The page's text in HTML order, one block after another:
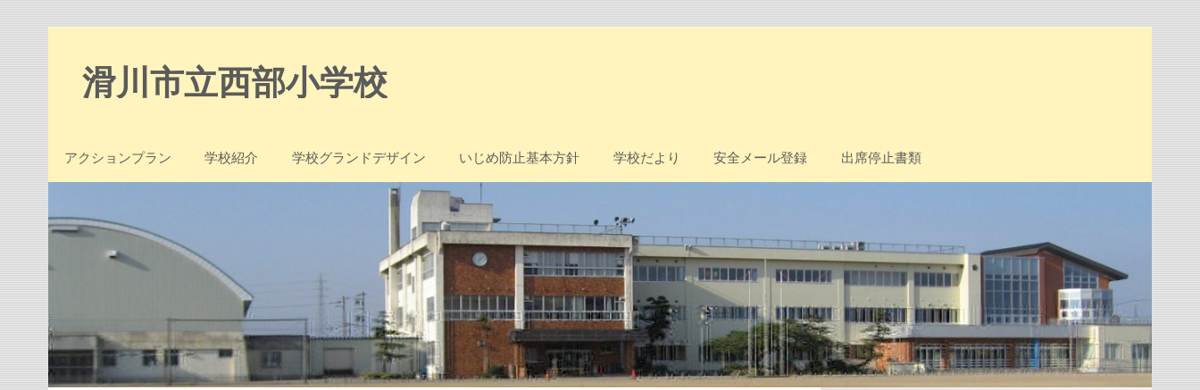
滑川市立西部小学校
アクションプラン 学校紹介 学校グランドデザイン いじめ防止基本方針 学校だより 安全メール登録 出席停止書類